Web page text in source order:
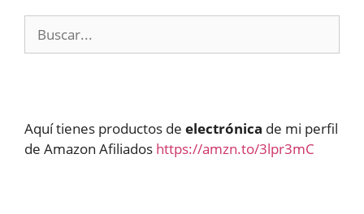
Aquí tienes productos de electrónica de mi perfil
de Amazon Afiliados https://amzn.to/3lpr3mC